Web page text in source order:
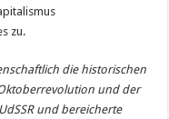
zu.
die historischen
und der
und bereicherte